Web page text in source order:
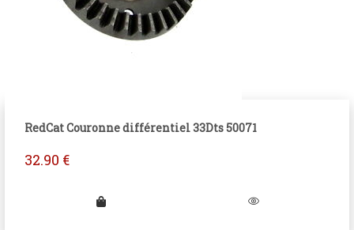
RedCat Couronne différentiel 33Dts 50071
32.90 €